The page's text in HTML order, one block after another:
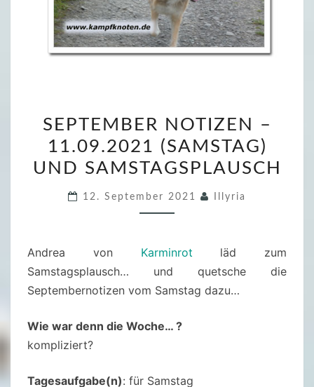
P
T
M
R
N
O
SEPTEMBER NOTIZEN –
11.09.2021 (SAMSTAG)
UND SAMSTAGSPLAUSCH
12. September 2021 Illyria
Andrea von Karminrot läd zum
Samstagsplausch… und quetsche die
Septembernotizen vom Samstag dazu…
Wie war denn die Woche… ?
kompliziert?
Tagesaufgabe(n): für Samstag